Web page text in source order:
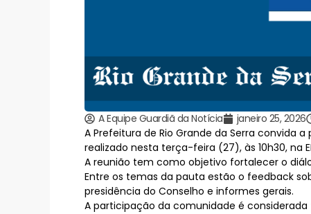
A Equipe Guardiã da Notícia janeiro 25, 2026
A Prefeitura de Rio Grande da Serra convida
realizado nesta terça-feira (27), às 10h30, na
A reunião tem como objetivo fortalecer o
Entre os temas da pauta estão o feedback
presidência do Conselho e informes gerais.
A participação da comunidade é